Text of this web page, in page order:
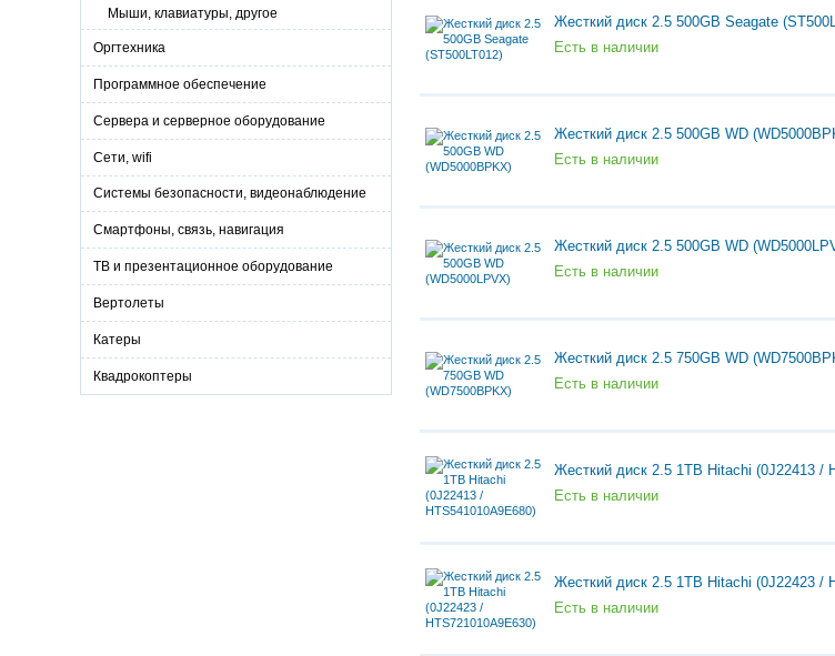
Мыши, клавиатуры, другое
Оргтехника
Программное обеспечение
Сервера и серверное оборудование
Сети, wifi
Системы безопасности, видеонаблюдение
Смартфоны, связь, навигация
ТВ и презентационное оборудование
Вертолеты
Катеры
Квадрокоптеры
Жесткий диск 2.5 500GB Seagate
Есть в наличии
Жесткий диск 2.5 500GB WD
Есть в наличии
Жесткий диск 2.5 500GB WD
Есть в наличии
Жесткий диск 2.5 750GB WD
Есть в наличии
Жесткий диск 2.5 1TB Hitachi (0J22413 /
Есть в наличии
Жесткий диск 2.5 1TB Hitachi (0J22423 /
Есть в наличии